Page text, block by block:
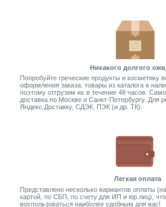
Никакого долгого
Попробуйте греческие продукты и косметику
оформления заказа: товары из каталога в
поэтому отгрузим их в течение 48 часов.
доставка по Москве и Санкт-Петербургу. Для
Яндекс.Доставку, СДЭК, ПЭК (и др. ТК).
Легкая оплата
Представлено несколько вариантов оплаты
картой, по СБП, по счету для ИП и юр.лиц),
воспользоваться наиболее удобным для вас!